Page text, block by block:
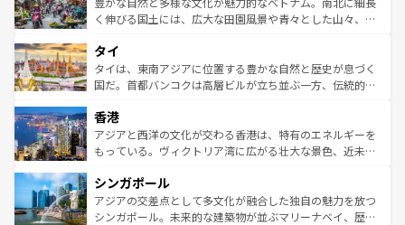
照してほしい。
まで、さまざまな韓国料理が待っている。夜には、韓国な
リティに包まれながら、韓国の多彩な魅力を心ゆくまで味
わってみてほしい。 なお、新着の韓国情報はコンテンツ一
覧を参照してほしい。
く伸びる国土には、広大な田園風景や青々とした山々、世
急速な発展と共に伝統が息づく。ハノイの古い町並みやホ
ーチミン市のフランス統治時代の建物も、独特の雰囲気を
醸し出している。また、バラエティの豊かさとおいしさで
とつ。フォーやバインミー、ベトナムコーヒーなどは、ぜ
ひ現地で味わいたい。どの地域を訪れてもあたたかい人々
が旅行者を迎えてくれるので、きっと忘れられない旅にな
参照してほしい。
タイ
タイは、東南アジアに位置する豊かな自然と歴史が息づく
国だ。首都バンコクは高層ビルが立ち並ぶ一方、伝統的な
の活気が交差している。北部ではチェンマイなどの山岳地
帯で自然と触れ合い、南部ではプーケットやクラビの美し
いビーチでリゾート気分を楽しむことができる。タイ料理
激する。気候は一年中温暖で、どの季節にも異なる楽しみ
が待っている。親しみやすいタイの人々、仏教を中心とし
た文化、そして多様な観光資源が、訪れる旅人を魅了し続
香港
アジアと西洋の文化が交わる香港は、特有のエネルギーを
もっている。ヴィクトリア湾に広がる壮大な景色、近未来
み、どこを訪れても感動するはず。観光スポットが密集し
ており、効率よく見どころを回れるのも魅力。息をのむよ
うな絶景から文化的な体験まで、香港を存分に楽しみ尽く
シンガポール
アジアの交差点として多文化が融合した独自の魅力を放つ
シンガポール。未来的な建築物が並ぶマリーナベイ、歴史